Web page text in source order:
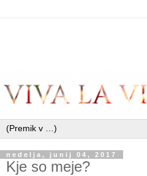
nedelja, junij 04, 2017
Kje so meje?